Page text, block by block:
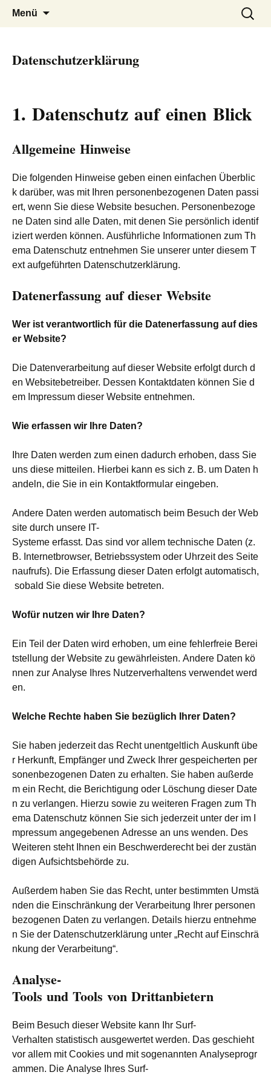
Menü
Suchen
nach:
Datenschutzerklärung
1. Datenschutz auf einen Blick
Allgemeine Hinweise
Die folgenden Hinweise geben einen einfachen Überblic
k darüber, was mit Ihren personenbezogenen Daten passi
ert, wenn Sie diese Website besuchen. Personenbezoge
ne Daten sind alle Daten, mit denen Sie persönlich identif
iziert werden können. Ausführliche Informationen zum Th
ema Datenschutz entnehmen Sie unserer unter diesem T
ext aufgeführten Datenschutzerklärung.
Datenerfassung auf dieser Website
Wer ist verantwortlich für die Datenerfassung auf dies
er Website?
Die Datenverarbeitung auf dieser Website erfolgt durch d
en Websitebetreiber. Dessen Kontaktdaten können Sie d
em Impressum dieser Website entnehmen.
Wie erfassen wir Ihre Daten?
Ihre Daten werden zum einen dadurch erhoben, dass Sie
uns diese mitteilen. Hierbei kann es sich z. B. um Daten h
andeln, die Sie in ein Kontaktformular eingeben.
Andere Daten werden automatisch beim Besuch der Web
site durch unsere IT-
Systeme erfasst. Das sind vor allem technische Daten (z.
B. Internetbrowser, Betriebssystem oder Uhrzeit des Seite
naufrufs). Die Erfassung dieser Daten erfolgt automatisch,
sobald Sie diese Website betreten.
Wofür nutzen wir Ihre Daten?
Ein Teil der Daten wird erhoben, um eine fehlerfreie Berei
tstellung der Website zu gewährleisten. Andere Daten kö
nnen zur Analyse Ihres Nutzerverhaltens verwendet werd
en.
Welche Rechte haben Sie bezüglich Ihrer Daten?
Sie haben jederzeit das Recht unentgeltlich Auskunft übe
r Herkunft, Empfänger und Zweck Ihrer gespeicherten per
sonenbezogenen Daten zu erhalten. Sie haben außerde
m ein Recht, die Berichtigung oder Löschung dieser Date
n zu verlangen. Hierzu sowie zu weiteren Fragen zum Th
ema Datenschutz können Sie sich jederzeit unter der im I
mpressum angegebenen Adresse an uns wenden. Des
Weiteren steht Ihnen ein Beschwerderecht bei der zustän
digen Aufsichtsbehörde zu.
Außerdem haben Sie das Recht, unter bestimmten Umstä
nden die Einschränkung der Verarbeitung Ihrer personen
bezogenen Daten zu verlangen. Details hierzu entnehme
n Sie der Datenschutzerklärung unter „Recht auf Einschrä
nkung der Verarbeitung“.
Analyse-
Tools und Tools von Drittanbietern
Beim Besuch dieser Website kann Ihr Surf-
Verhalten statistisch ausgewertet werden. Das geschieht
vor allem mit Cookies und mit sogenannten Analyseprogr
ammen. Die Analyse Ihres Surf-